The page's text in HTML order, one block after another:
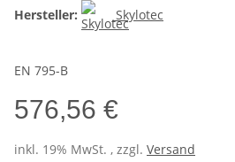
Hersteller:
Skylotec
EN 795-B
576,56 €
inkl. 19% MwSt. , zzgl. Versand